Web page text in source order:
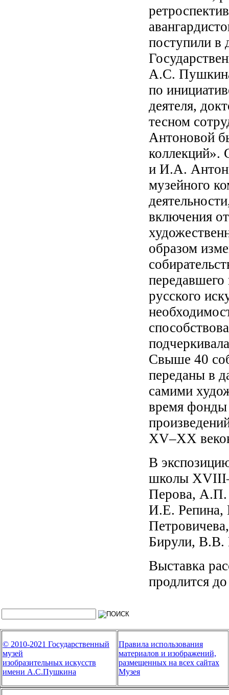
поступили в
А.С.
по
деятеля,
тесном
Антоновой
коллекций».
и И.А.
музейного
включения
образом
передавшего
русского
Свыше 40
переданы в
самими
время
XV–XX
В
школы
Перова,
И.Е. Репина,
Бирули, В.В.
Выставка
продлится
© 2010-2021 Государственный
музей
изобразительных искусств
имени А.С.Пушкина
Правила использования
материалов и изображений,
размещенных на всех сайтах
Музея